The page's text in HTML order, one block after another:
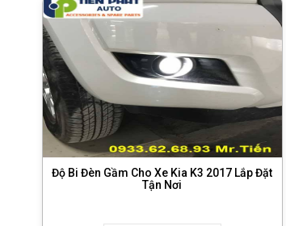
Độ Bi Đèn Gầm Cho Xe Kia K3 2017 Lắp Đặt
Tận Nơi